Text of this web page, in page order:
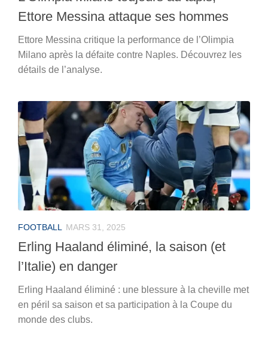
Ettore Messina attaque ses hommes
Ettore Messina critique la performance de l’Olimpia
Milano après la défaite contre Naples. Découvrez les
détails de l’analyse.
FOOTBALL MARS 31, 2025
Erling Haaland éliminé, la saison (et
l’Italie) en danger
Erling Haaland éliminé : une blessure à la cheville met
en péril sa saison et sa participation à la Coupe du
monde des clubs.